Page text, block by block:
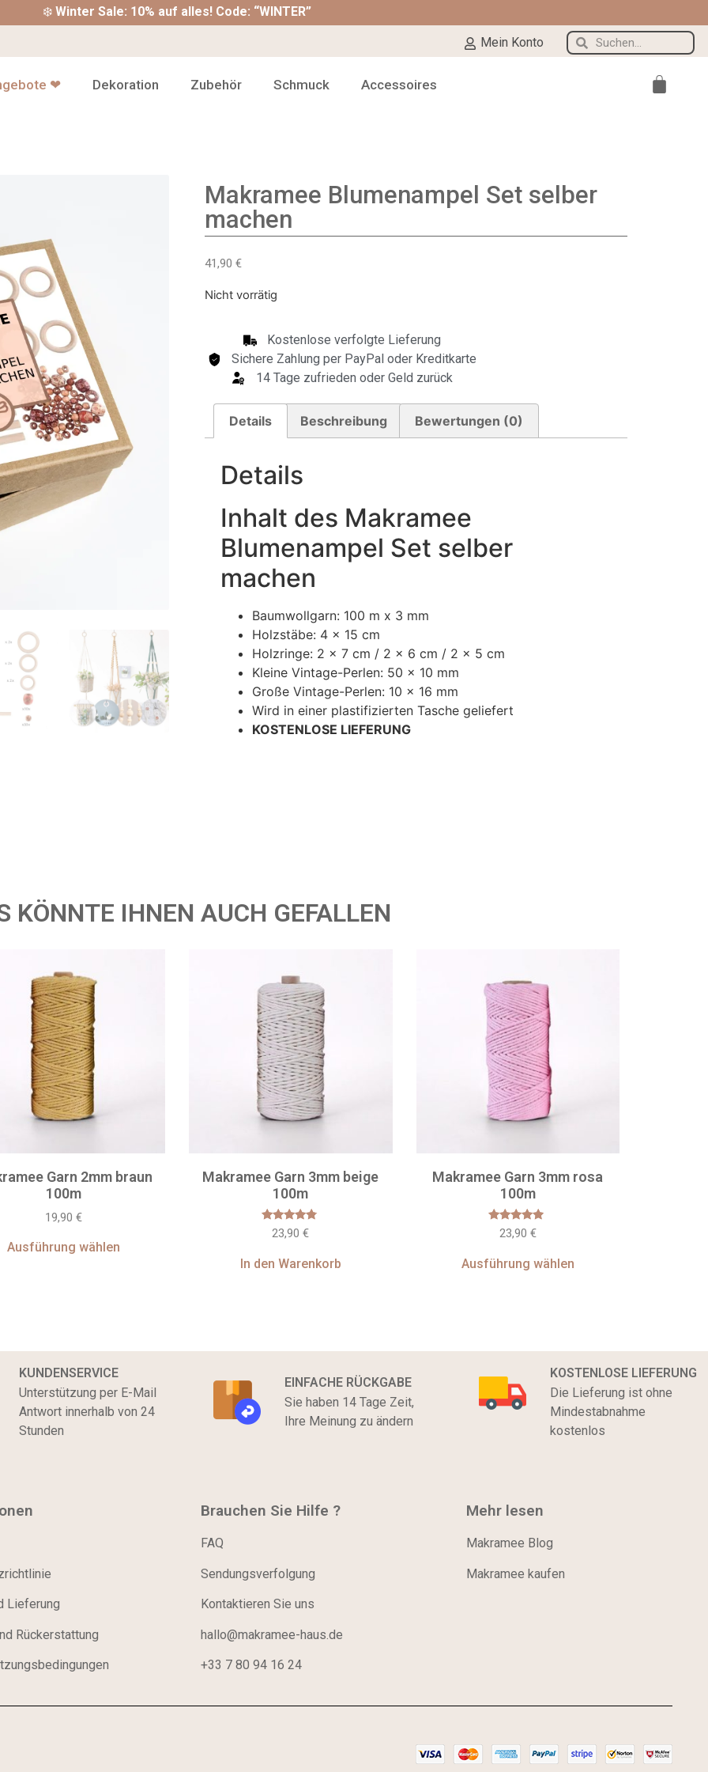
❄️ Winter Sale: 10% auf alles! Code: “WINTER”
Mein Konto
❤ Dekoration Zubehör Schmuck Accessoires
Makramee Blumenampel Set selber
machen
41,90 €
Nicht vorrätig
Kostenlose verfolgte Lieferung
Sichere Zahlung per PayPal oder Kreditkarte
14 Tage zufrieden oder Geld zurück
Details Beschreibung Bewertungen (0)
Details
Inhalt des Makramee
Blumenampel Set selber
machen
Baumwollgarn: 100 m x 3 mm
Holzstäbe: 4 x 15 cm
Holzringe: 2 x 7 cm / 2 x 6 cm / 2 x 5 cm
Kleine Vintage-Perlen: 50 x 10 mm
Große Vintage-Perlen: 10 x 16 mm
Wird in einer plastifizierten Tasche geliefert
KOSTENLOSE LIEFERUNG
KÖNNTE IHNEN AUCH GEFALLEN
Garn 2mm braun
100m
19,90 €
Ausführung wählen
Makramee Garn 3mm beige
100m
Bewertet
mit
von 5
23,90€
In den Warenkorb
Makramee Garn 3mm rosa
100m
Bewertet
mit
von 5
23,90 €
Ausführung wählen
KUNDENSERVICE
Unterstützung per E-Mail
Antwort innerhalb von 24
Stunden
EINFACHE RÜCKGABE
Sie haben 14 Tage Zeit,
Ihre Meinung zu ändern
KOSTENLOSE LIEFERUNG
Die Lieferung ist ohne
Mindestabnahme
kostenlos
Lieferung
Rückerstattung
Brauchen Sie Hilfe ?
FAQ
Sendungsverfolgung
Kontaktieren Sie uns
hallo@makramee-haus.de
+33 7 80 94 16 24
Mehr lesen
Makramee Blog
Makramee kaufen